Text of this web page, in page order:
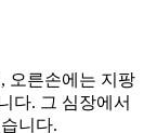
오른손에는 지팡
다. 그 심장에서
니다.